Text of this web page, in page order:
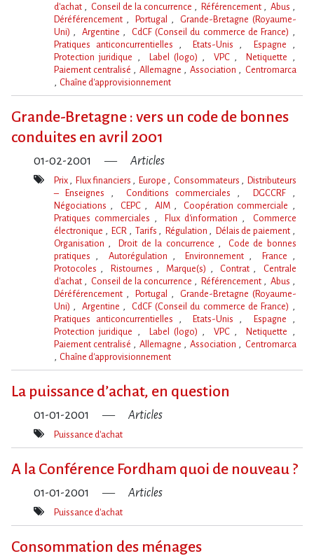
Mot(s)-
d'achat
Conseil de la concurrence Référencement
Abus
Déréférencement
Portugal
Grande-Bretagne (Royaume-
Uni)
Argentine
CdCF (Conseil du commerce de France)
Pratiques anticoncurrentielles
Etats-Unis
Espagne
Protection juridique
Label (logo) VPC
Netiquette
Paiement centralisé
Allemagne Association
Centromarca
Chaîne d'approvisionnement
Grande-Bretagne : vers un code de bonnes
conduites en avril 2001
01-02-2001 Articles
Mot(s)-
Prix Flux financiers Europe Consommateurs
Distributeurs
– Enseignes
Conditions commerciales
DGCCRF
Négociations
CEPC AIM
Coopération commerciale
Pratiques commerciales
Flux d'information
Commerce
électronique
ECR Tarifs Régulation
Délais de paiement
Organisation
Droit de la concurrence
Code de bonnes
pratiques
Autorégulation Environnement
France
Protocoles
Ristournes Marque(s) Contrat
Centrale
d'achat
Conseil de la concurrence Référencement
Abus
Déréférencement
Portugal
Grande-Bretagne (Royaume-
Uni)
Argentine
CdCF (Conseil du commerce de France)
Pratiques anticoncurrentielles
Etats-Unis
Espagne
Protection juridique
Label (logo) VPC
Netiquette
Paiement centralisé
Allemagne Association
Centromarca
Chaîne d'approvisionnement
La puissance d’achat, en question
01-01-2001 Articles
Mot(s)-
Puissance d'achat
A la Conférence Fordham quoi de nouveau ?
01-01-2001 Articles
Mot(s)-
Puissance d'achat
Consommation des ménages